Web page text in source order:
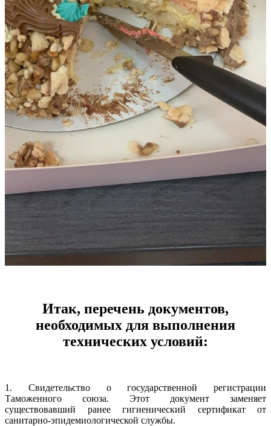
Итак, перечень документов,
необходимых для выполнения
технических условий:
1. Cвидетельство о государственной регистрации
Таможенного союза. Этот документ заменяет
существовавший ранее гигиенический сертификат от
санитарно-эпидемиологической службы.